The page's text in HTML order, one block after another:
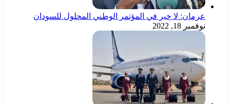
عرمان: لا خير في المؤتمر الوطني المحلول للسودان
نوفمبر 18, 2022